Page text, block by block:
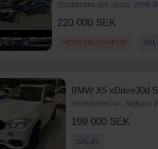
Stockholms län, Solna. 2026-
220 000 SEK
HÖGSTBJUDANDE
BMW X5 xDrive30d
Stockholms län, Sigtuna.
199 000 SEK
SÄLJA